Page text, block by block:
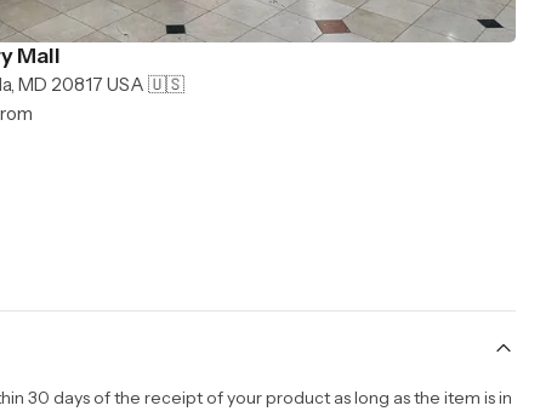
Mall
MD 20817 USA 🇺🇸
30 days of the receipt of your product as long as the item is in